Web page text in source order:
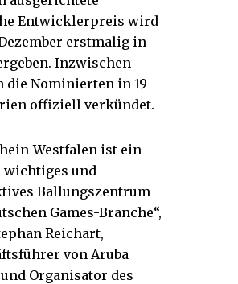
Entwicklerpreis wird
erstmalig in
Inzwischen
die Nominierten in 19
offiziell verkündet.
Westfalen ist ein
wichtiges und
Ballungszentrum
Games-Branche“,
Reichart,
von Aruba
Organisator des